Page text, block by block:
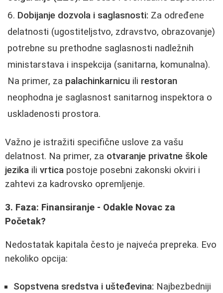
Dobijanje dozvola i saglasnosti: Za određene
delatnosti (ugostiteljstvo, zdravstvo, obrazovanje)
potrebne su prethodne saglasnosti nadležnih
ministarstava i inspekcija (sanitarna, komunalna).
Na primer, za palachinkarnicu ili restoran
neophodna je saglasnost sanitarnog inspektora o
uskladenosti prostora.
Važno je istražiti specifične uslove za vašu
delatnost. Na primer, za otvaranje privatne škole
jezika ili vrtica postoje posebni zakonski okviri i
zahtevi za kadrovsko opremljenje.
3. Faza: Finansiranje - Odakle Novac za
Početak?
Nedostatak kapitala često je najveća prepreka. Evo
nekoliko opcija:
Sopstvena sredstva i ušteđevina: Najbezbedniji